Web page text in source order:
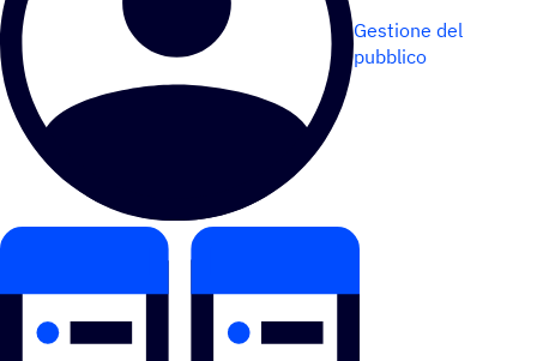
Gestione del
pubblico